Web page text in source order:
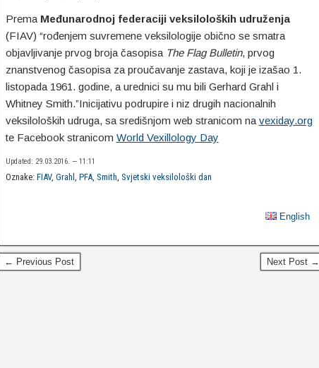
Prema Međunarodnoj federaciji veksiloloških udruženja
(FIAV) “rođenjem suvremene veksilologije obično se smatra
objavljivanje prvog broja časopisa The Flag Bulletin, prvog
znanstvenog časopisa za proučavanje zastava, koji je izašao 1.
listopada 1961. godine, a urednici su mu bili Gerhard Grahl i
Whitney Smith.”Inicijativu podrupire i niz drugih nacionalnih
veksiloloških udruga, sa središnjom web stranicom na vexiday.org
te Facebook stranicom World Vexillology Day
Updated: 29.03.2016. — 11:11
Oznake: FIAV, Grahl , PFA, Smith, Svjetski veksilološki dan
English
← Previous Post Next Post →